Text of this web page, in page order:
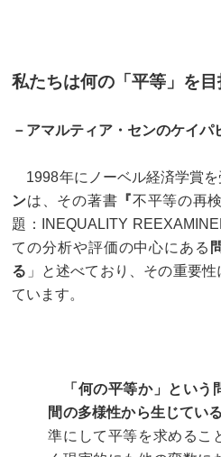
私たちは何の「平等」を
－アマルティア・センのケイパ
1998年にノーベル経済学賞を
ンは、その著書 『不平等の再
題：INEQUALITY
ての分析や評価の中心にある
る 」と述べており、その重要
ています。
「何の平等か」とい
間の多様性から生じている
準にして平等を求めるこ